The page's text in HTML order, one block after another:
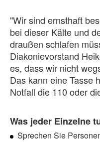
"Wir sind ernsthaft
bei dieser Kälte und
draußen schlafen
Diakonievorstand
es, dass wir nicht
Das kann eine Tasse
Notfall die 110 oder
Was jeder Einzelne
Sprechen Sie